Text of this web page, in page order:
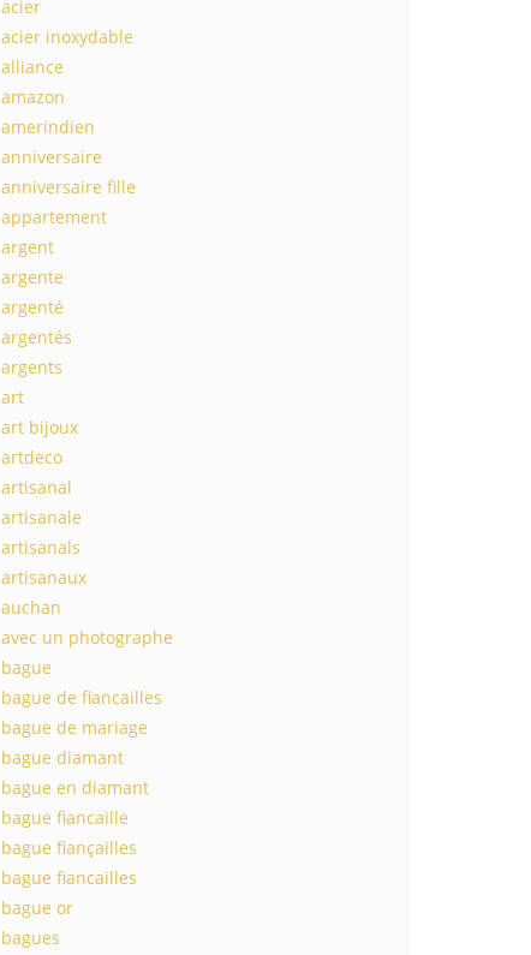
acier
acier inoxydable
alliance
amazon
amerindien
anniversaire
anniversaire fille
appartement
argent
argente
argenté
argentés
argents
art
art bijoux
artdeco
artisanal
artisanale
artisanals
artisanaux
auchan
avec un photographe
bague
bague de fiancailles
bague de mariage
bague diamant
bague en diamant
bague fiancaille
bague fiançailles
bague fiancailles
bague or
bagues